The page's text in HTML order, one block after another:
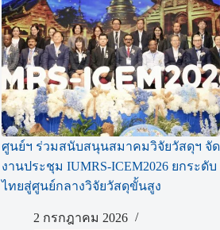
ศูนย์ฯ ร่วมสนับสนุนสมาคมวิจัยวัสดุฯ จัด
งานประชุม IUMRS-ICEM2026 ยกระดับ
ไทยสู่ศูนย์กลางวิจัยวัสดุขั้นสูง
2 กรกฎาคม 2026